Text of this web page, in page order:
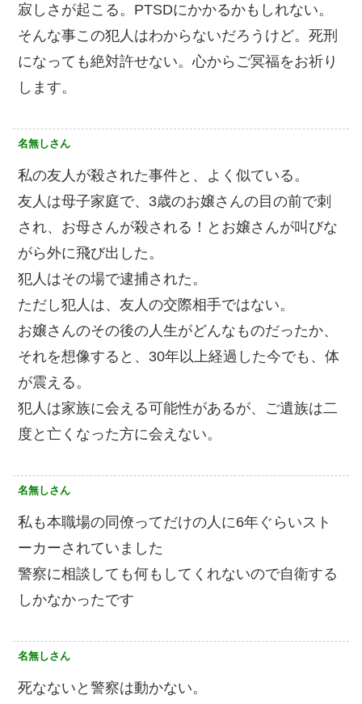
寂しさが起こる。PTSDにかかるかもしれない。
そんな事この犯人はわからないだろうけど。死刑
になっても絶対許せない。心からご冥福をお祈り
します。
名無しさん
私の友人が殺された事件と、よく似ている。
友人は母子家庭で、3歳のお嬢さんの目の前で刺
され、お母さんが殺される！とお嬢さんが叫びな
がら外に飛び出した。
犯人はその場で逮捕された。
ただし犯人は、友人の交際相手ではない。
お嬢さんのその後の人生がどんなものだったか、
それを想像すると、30年以上経過した今でも、体
が震える。
犯人は家族に会える可能性があるが、ご遺族は二
度と亡くなった方に会えない。
名無しさん
私も本職場の同僚ってだけの人に6年ぐらいスト
ーカーされていました
警察に相談しても何もしてくれないので自衛する
しかなかったです
名無しさん
死なないと警察は動かない。